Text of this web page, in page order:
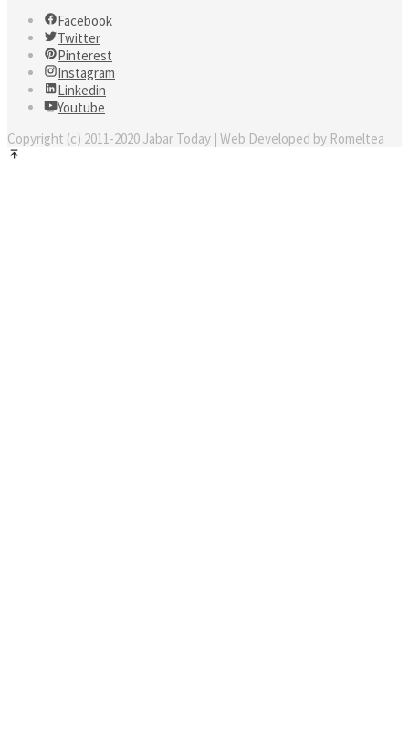
Facebook
Twitter
Pinterest
Instagram
Linkedin
Youtube
Copyright (c) 2011-2020 Jabar Today | Web Developed by Romeltea